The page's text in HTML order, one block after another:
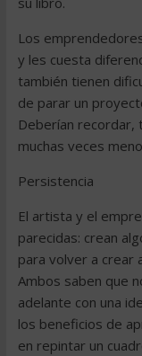
Los
y les cuesta
también tienen
de parar un
Deberían recordar,
muchas veces
Persistencia
El artista y el
parecidas: crean
para volver a crear
Ambos saben que
adelante con una
los beneficios de
en repintar un